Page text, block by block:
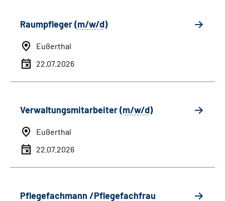
Raumpfleger (m/w/d)
Eußerthal
22.07.2026
Verwaltungsmitarbeiter (m/w/d)
Eußerthal
22.07.2026
Pflegefachmann /Pflegefachfrau